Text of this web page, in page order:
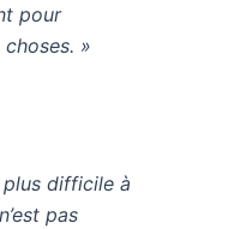
pour
»
plus difficile à
pas